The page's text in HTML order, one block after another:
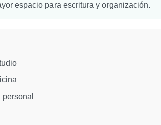
espacio para escritura y organización.